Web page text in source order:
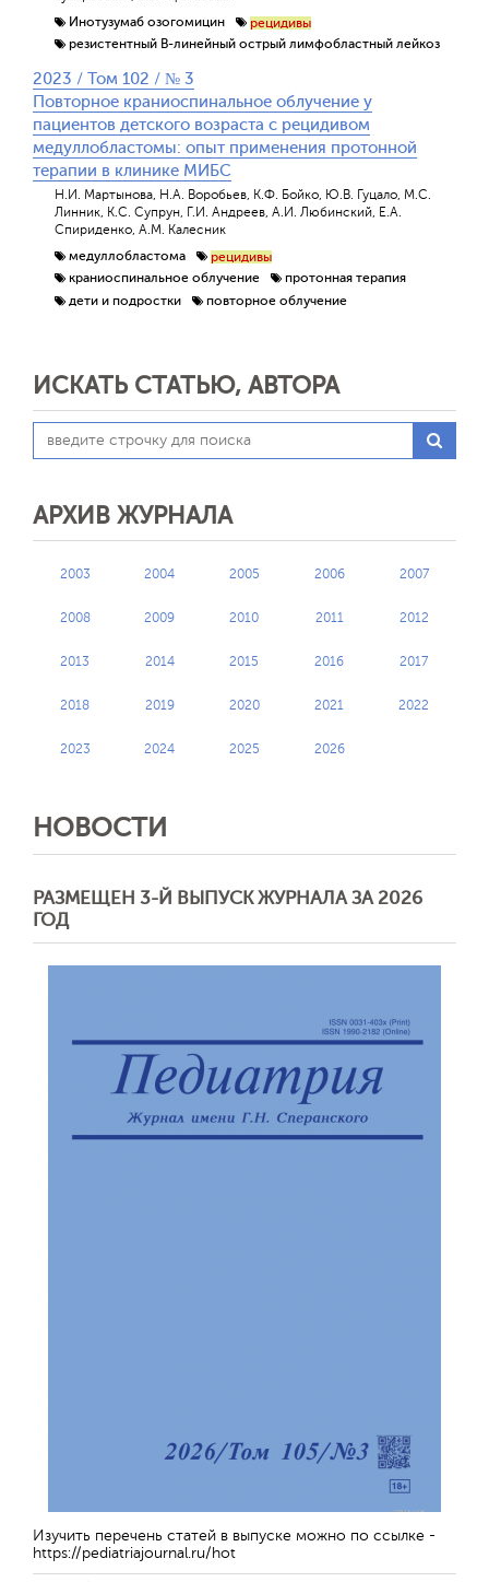
Инотузумаб озогомицин
рецидивы
резистентный В-линейный острый лимфобластный лейкоз
2023 / Том 102 / № 3
Повторное краниоспинальное облучение у
пациентов детского возраста с рецидивом
медуллобластомы: опыт применения протонной
терапии в клинике МИБС
Н.И. Мартынова, Н.А. Воробьев, К.Ф. Бойко, Ю.В. Гуцало, М.С.
Линник, К.С. Супрун, Г.И. Андреев, А.И. Любинский, Е.А.
Спириденко, А.М. Калесник
медуллобластома
рецидивы
краниоспинальное облучение
протонная терапия
дети и подростки
повторное облучение
ИСКАТЬ СТАТЬЮ, АВТОРА
АРХИВ ЖУРНАЛА
2003 2004 2005 2006 2007
2008 2009 2010 2011 2012
2013 2014 2015 2016 2017
2018 2019 2020 2021 2022
2023 2024 2025 2026
НОВОСТИ
РАЗМЕЩЕН 3-Й ВЫПУСК ЖУРНАЛА ЗА 2026
ГОД
Изучить перечень статей в выпуске можно по ссылке -
https://pediatriajournal.ru/hot